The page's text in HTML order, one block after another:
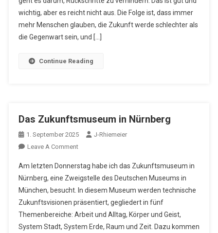
wichtig, aber es reicht nicht aus. Die Folge ist, dass immer
mehr Menschen glauben, die Zukunft werde schlechter als
die Gegenwart sein, und […]
Continue Reading
Das Zukunftsmuseum in Nürnberg
1. September 2025
J-Rhiemeier
Leave A CommentOn
Zukunftsmuseum
In
Nürnberg
Am letzten Donnerstag habe ich das Zukunftsmuseum in
Nürnberg, eine Zweigstelle des Deutschen Museums in
München, besucht. In diesem Museum werden technische
Zukunftsvisionen präsentiert, gegliedert in fünf
Themenbereiche: Arbeit und Alltag, Körper und Geist,
System Stadt, System Erde, Raum und Zeit. Dazu kommen